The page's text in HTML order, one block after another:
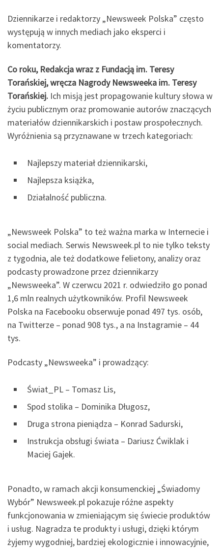
Dziennikarze i redaktorzy „Newsweek Polska” często
występują w innych mediach jako eksperci i
komentatorzy.
Co roku, Redakcja wraz z Fundacją im. Teresy
Torańskiej, wręcza Nagrody Newsweeka im. Teresy
Torańskiej. Ich misją jest propagowanie kultury słowa w
życiu publicznym oraz promowanie autorów znaczących
materiałów dziennikarskich i postaw prospołecznych.
Wyróżnienia są przyznawane w trzech kategoriach:
Najlepszy materiał dziennikarski,
Najlepsza książka,
Działalność publiczna.
„Newsweek Polska” to też ważna marka w Internecie i
social mediach. Serwis Newsweek.pl to nie tylko teksty
z tygodnia, ale też dodatkowe felietony, analizy oraz
podcasty prowadzone przez dziennikarzy
„Newsweeka”. W czerwcu 2021 r. odwiedziło go ponad
1,6 mln realnych użytkowników. Profil Newsweek
Polska na Facebooku obserwuje ponad 497 tys. osób,
na Twitterze – ponad 908 tys., a na Instagramie – 44
tys.
Podcasty „Newsweeka” i prowadzący:
Świat_PL – Tomasz Lis,
Spod stolika – Dominika Długosz,
Druga strona pieniądza – Konrad Sadurski,
Instrukcja obsługi świata – Dariusz Ćwiklak i
Maciej Gajek.
Ponadto, w ramach akcji konsumenckiej „Świadomy
Wybór” Newsweek.pl pokazuje różne aspekty
funkcjonowania w zmieniającym się świecie produktów
i usług. Nagradza te produkty i usługi, dzięki którym
żyjemy wygodniej, bardziej ekologicznie i innowacyjnie,